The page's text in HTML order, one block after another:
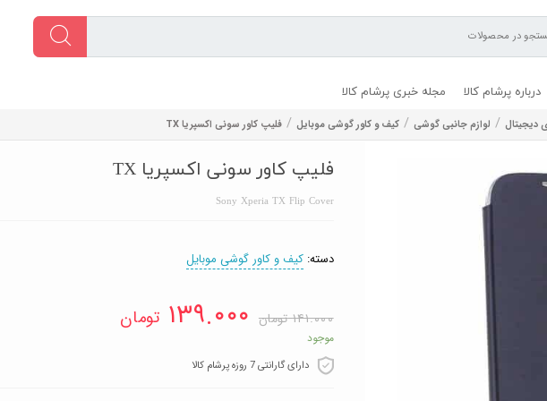
درباره پرشام کالا مجله خبری پرشام کالا
دیجیتال / لوازم جانبی گوشی / کیف و کاور گوشی موبایل / فلیپ کاور سونی اکسپریا TX
فلیپ کاور سونی اکسپریا TX
Sony Xperia TX Flip Cover
دسته:کیف و کاور گوشی موبایل
۱۴۱.۰۰۰ تومان ۱۳۹.۰۰۰ تومان
موجود
دارای گارانتی 7 روزه پرشام کالا